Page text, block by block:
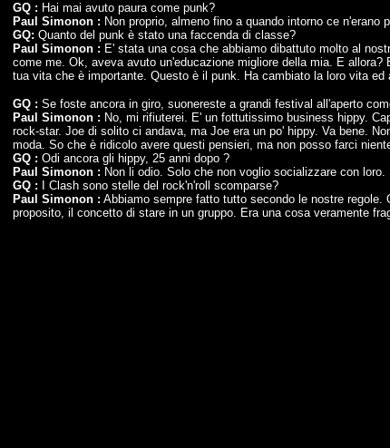
GQ : Hai mai avuto paura come punk?
Paul Simonon : Non proprio, almeno fino a quando intorno ce n'erano
GQ: Quanto del punk è stato una faccenda di classe?
Paul Simonon : E' stata una cosa che abbiamo dibattuto molto al
come me. Ok, aveva avuto un'educazione migliore della mia. E
tua vita che è importante. Questo è il punk. Ha cambiato la loro vita ed
GQ : Se foste ancora in giro, suonereste a grandi festival all'aperto
Paul Simonon : No, mi rifiuterei. E' un fottutissimo business hippy.
rock-star. Joe di solito ci andava, ma Joe era un po' hippy. Va bene.
moda. So che è ridicolo avere questi pensieri, ma non posso farci
GQ : Odi ancora gli hippy, 25 anni dopo ?
Paul Simonon : Non li odio. Solo che non voglio socializzare con loro.
GQ : I Clash sono stelle del rock'n'roll scomparse?
Paul Simonon : Abbiamo sempre fatto tutto secondo le nostre
proposito, il concetto di stare in un gruppo. Era una cosa veramente